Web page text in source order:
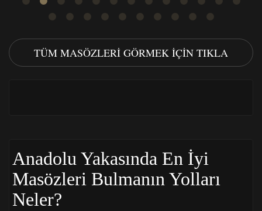
TÜM MASÖZLERI GÖRMEK IÇIN TIKLA
Anadolu Yakasında En İyi
Masözleri Bulmanın Yolları
Neler?